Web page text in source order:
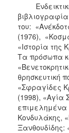
του:
(1976),
«Ιστορία της
Τα πρόσωπα
θρησκευτική
«Σφραγίδες
(1998), «Αγία
επιμελημένα
Kονδυλάκης,
Ξανθουδίδης: